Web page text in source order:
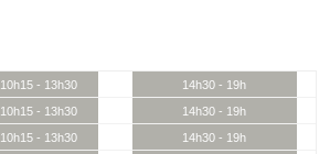
10h15 - 13h30
14h30 - 19h
10h15 - 13h30
14h30 - 19h
10h15 - 13h30
14h30 - 19h